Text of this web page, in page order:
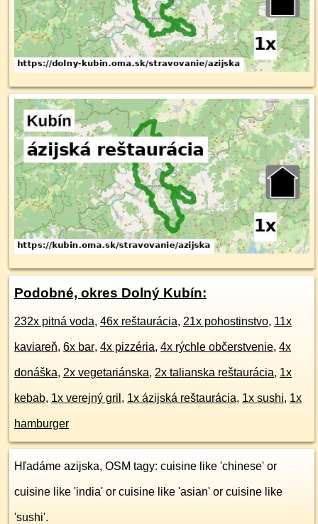
Podobné, okres Dolný Kubín:
232x pitná voda, 46x reštaurácia, 21x pohostinstvo, 11x
kaviareň, 6x bar, 4x pizzéria, 4x rýchle občerstvenie, 4x
donáška, 2x vegetariánska, 2x talianska reštaurácia, 1x
kebab, 1x verejný gril , 1x ázijská reštaurácia, 1x sushi, 1x
hamburger
Hľadáme azijska, OSM tagy: cuisine like 'chinese' or
cuisine like 'india' or cuisine like 'asian' or cuisine like
'sushi'.